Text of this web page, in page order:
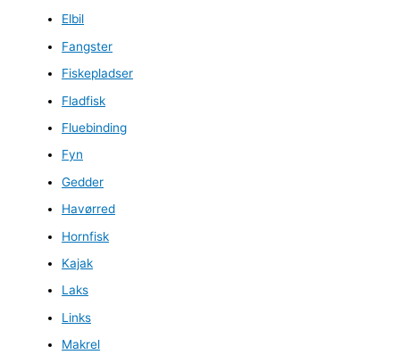
Elbil
Fangster
Fiskepladser
Fladfisk
Fluebinding
Fyn
Gedder
Havørred
Hornfisk
Kajak
Laks
Links
Makrel